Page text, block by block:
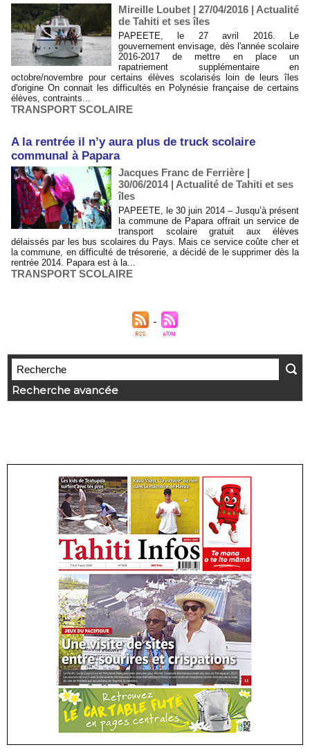
Mireille Loubet | 27/04/2016 | Actualité
de Tahiti et ses îles
PAPEETE, le 27 avril 2016. Le
gouvernement envisage, dès l'année scolaire
2016-2017 de mettre en place un
rapatriement supplémentaire en
octobre/novembre pour certains élèves scolarisés loin de leurs îles
d'origine On connait les difficultés en Polynésie française de certains
élèves, contraints...
TRANSPORT SCOLAIRE
A la rentrée il n’y aura plus de truck scolaire
communal à Papara
Jacques Franc de Ferrière |
30/06/2014| Actualité de Tahiti et ses
îles
PAPEETE, le 30 juin 2014 – Jusqu’à présent
la commune de Papara offrait un service de
transport scolaire gratuit aux élèves
délaissés par les bus scolaires du Pays. Mais ce service coûte cher et
la commune, en difficulté de trésorerie, a décidé de le supprimer dès la
rentrée 2014. Papara est à la...
TRANSPORT SCOLAIRE
Recherche avancée